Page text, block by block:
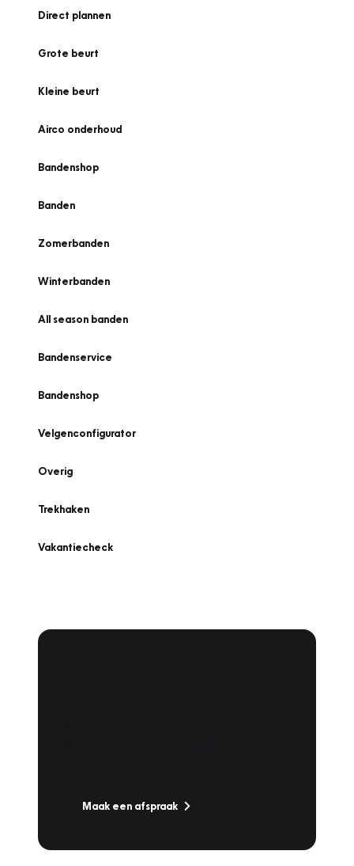
Direct plannen
Grote beurt
Kleine beurt
Airco onderhoud
Bandenshop
Banden
Zomerbanden
Winterbanden
All season banden
Bandenservice
Bandenshop
Velgenconfigurator
Overig
Trekhaken
Vakantiecheck
Maak een afspraak